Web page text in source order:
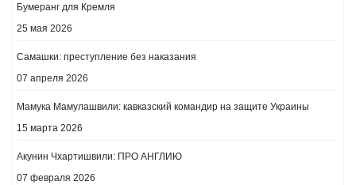
Бумеранг для Кремля
25 мая 2026
Самашки: преступление без наказания
07 апреля 2026
Мамука Мамулашвили: кавказский командир на защите Украины
15 марта 2026
Акунин Чхартишвили: ПРО АНГЛИЮ
07 февраля 2026